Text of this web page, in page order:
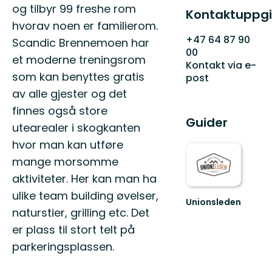
og tilbyr 99 freshe rom
hvorav noen er familierom.
Scandic Brennemoen har
et moderne treningsrom
som kan benyttes gratis
av alle gjester og det
finnes også store
utearealer i skogkanten
hvor man kan utføre
mange morsomme
aktiviteter. Her kan man ha
ulike team building øvelser,
naturstier, grilling etc. Det
er plass til stort telt på
parkeringsplassen.
+47 64 87 90
00
Kontakt via e-
post
Guider
Unionsleden